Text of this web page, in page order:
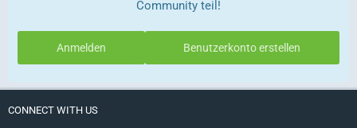
Community teil!
Benutzerkonto erstellen
Anmelden
CONNECT WITH US